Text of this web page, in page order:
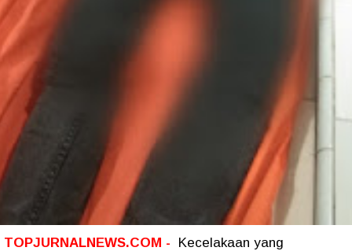
TOPJURNALNEWS.COM - Kecelakaan yang